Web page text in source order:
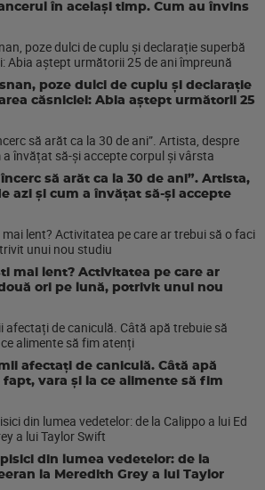
în același timp. Cum au învins
poze dulci de cuplu și declarație
căsniciei: Abia aștept următorii 25
să arăt ca la 30 de ani”. Artista,
azi și cum a învățat să-și accepte
mai lent? Activitatea pe care ar
ori pe lună, potrivit unui nou
afectați de caniculă. Câtă apă
vara și la ce alimente să fim
din lumea vedetelor: de la
la Meredith Grey a lui Taylor